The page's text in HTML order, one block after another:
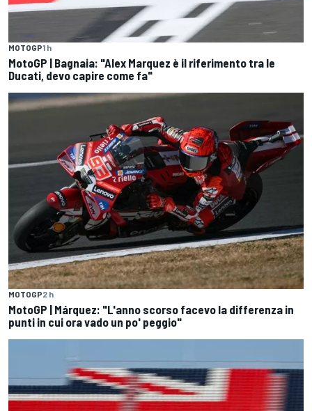
MOTOGP1 h
MotoGP | Bagnaia: "Alex Marquez è il riferimento tra le
Ducati, devo capire come fa"
MOTOGP2 h
MotoGP | Márquez: "L'anno scorso facevo la differenza in
punti in cui ora vado un po' peggio"